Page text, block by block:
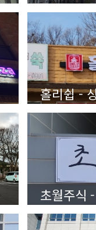
홀리쉽 -